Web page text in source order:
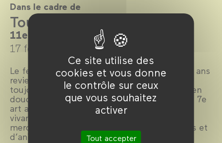
Ce site utilise des
cookies et vous donne
le contrôle sur ceux
que vous souhaitez
activer
Tout accepter
Dans le cadre de
Tout-Petits Cinéma 2018
11e édition
17 février →
4 mars 2018
Le festival dédié aux enfants de 18 mois à 4 ans
revient pour sa 11e édition ! La formule est
toujours la même : une initiation au cinéma en
douceur, avec la projection de merveilles du 7e
art accompagnées d’artistes du spectacle
vivant. En somme, trois week-ends et deux
mercredis d’images et de musique, d’ateliers et
d’animations à hauteur des plus petits !